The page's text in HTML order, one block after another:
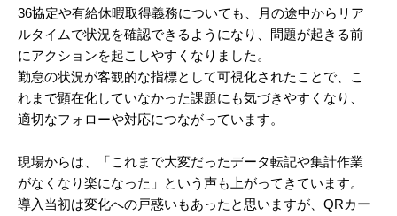
36協定や有給休暇取得義務についても、月の途中からリア
ルタイムで状況を確認できるようになり、問題が起きる前
にアクションを起こしやすくなりました。
勤怠の状況が客観的な指標として可視化されたことで、こ
れまで顕在化していなかった課題にも気づきやすくなり、
適切なフォローや対応につながっています。
現場からは、「これまで大変だったデータ転記や集計作業
がなくなり楽になった」という声も上がってきています。
導入当初は変化への戸惑いもあったと思いますが、QRカー